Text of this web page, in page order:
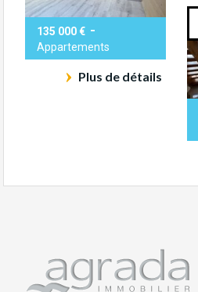
135 000 € -
Appartements
Plus de détails